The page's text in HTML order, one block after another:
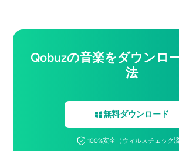
Qobuzの音楽をダウンロ
法
無料ダウンロード
100%安全（ウィルスチェック済